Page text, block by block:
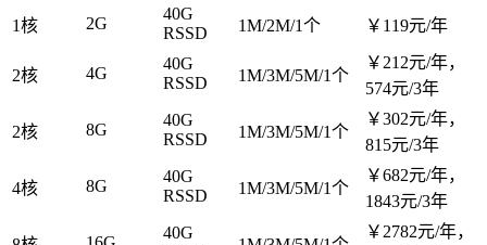
1核
2G
40G
RSSD
1M/2M/1个 ￥119元/年
2核 4G
40G
RSSD
1M/3M/5M/1个
￥212元/年，
574元/3年
2核 8G
40G
RSSD
1M/3M/5M/1个
￥302元/年，
815元/3年
4核 8G
40G
RSSD
1M/3M/5M/1个
￥682元/年，
1843元/3年
40G
￥2782元/年，